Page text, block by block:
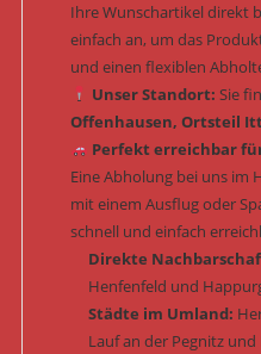
Ihre Wunschartikel direkt
einfach an, um das
und einen flexiblen
Unser Standort: Sie
Offenhausen, Ortsteil
Perfekt erreichbar
Eine Abholung bei uns im
mit einem Ausflug oder
schnell und einfach
Direkte
Henfenfeld und
Städte im Umland:
Lauf an der Pegnitz